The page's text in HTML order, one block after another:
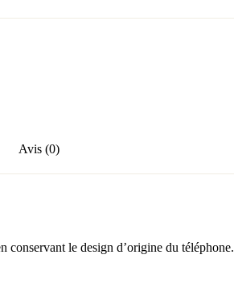
Avis (0)
conservant le design d’origine du téléphone.